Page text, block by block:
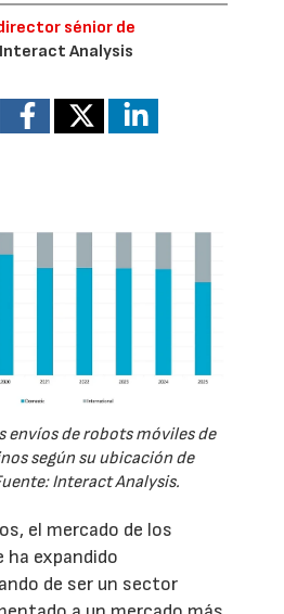
sénior de
Interact Analysis
envíos de robots móviles de
según su ubicación de
Interact Analysis.
el mercado de los
expandido
de ser un sector